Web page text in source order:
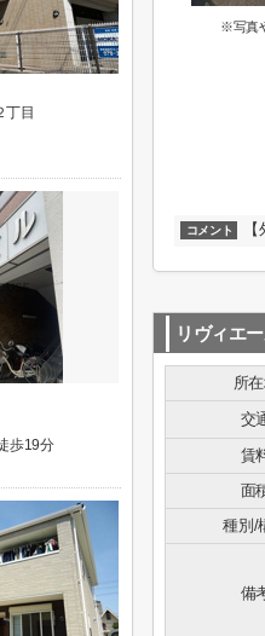
※写真
コメント
リヴィエ
所
交
賃
面
種別/
備
丁目
歩19分